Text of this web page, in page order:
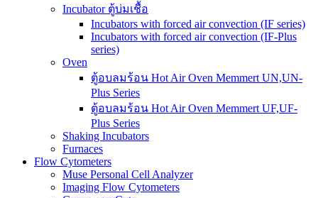
Incubator ตู้บ่มเชื้อ
Incubators with forced air convection (IF series)
Incubators with forced air convection (IF-Plus
series)
Oven
ตู้อบลมร้อน Hot Air Oven Memmert UN,UN-
Plus Series
ตู้อบลมร้อน Hot Air Oven Memmert UF,UF-
Plus Series
Shaking Incubators
Furnaces
Flow Cytometers
Muse Personal Cell Analyzer
Imaging Flow Cytometers